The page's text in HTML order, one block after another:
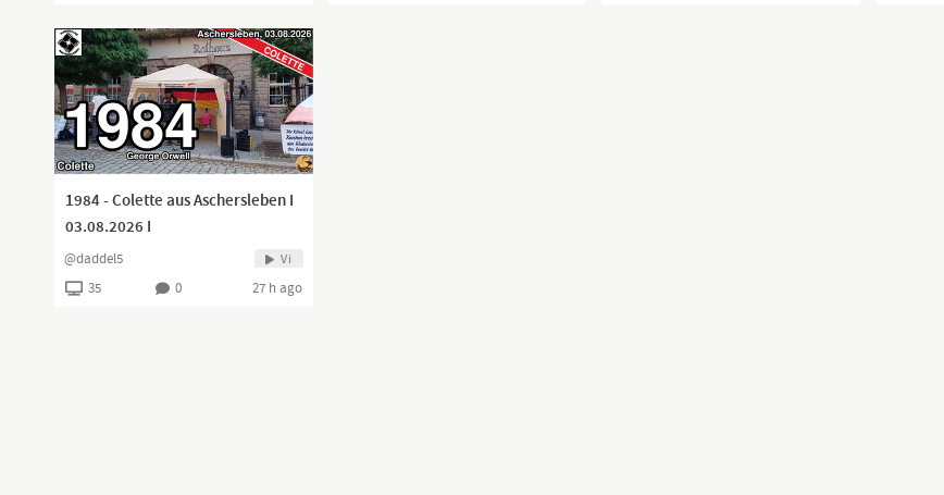
1984 - Colette aus Aschersleben I
03.08.2026 I
@daddel5 Vi
35 0 27 h ago